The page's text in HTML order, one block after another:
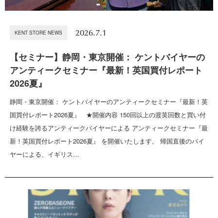
KENT STORE NEWS 2026.7.1
【セミナー】静岡・東京開催： ケントバイヤーの
アンティークセミナー『最新！英国買付レポート
2026夏』
静岡・東京開催： ケントバイヤーのアンティークセミナー『最新！英
国買付レポート2026夏』 ★開催内容 150回以上の渡英回数と買い付
け経験を誇るアンティークバイヤーによる アンティークセミナー『最
新！英国買付レポート2026夏』 を開催いたします。 帰国直後のバイ
ヤーによる、イギリス…